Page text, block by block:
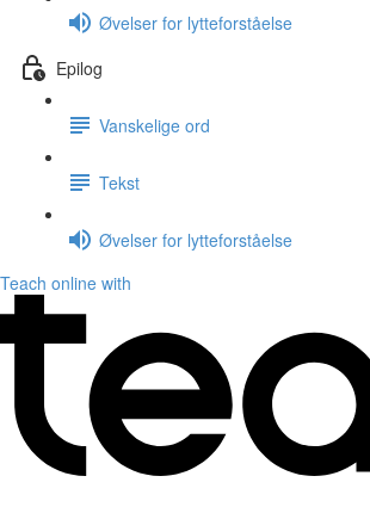
Øvelser for lytteforståelse
Epilog
Vanskelige ord
Tekst
Øvelser for lytteforståelse
Teach online with